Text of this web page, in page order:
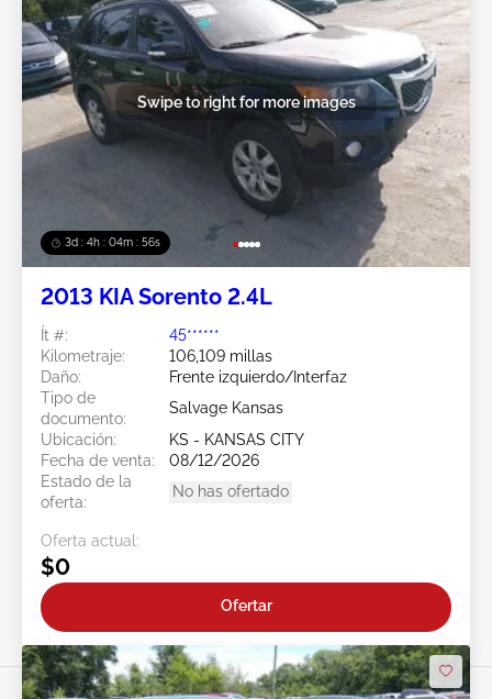
3d : 4h : 04m : 53s
Swipe to right for more images
2013 KIA Sorento 2.4L
Ít #:
45******
Kilometraje:
106,109 millas
Daño:
Frente izquierdo/Interfaz
Tipo de
documento:
Salvage Kansas
Ubicación:
KS - KANSAS CITY
Fecha de venta:
08/12/2026
Estado de la
oferta:
No has ofertado
Oferta actual:
$0
Ofertar